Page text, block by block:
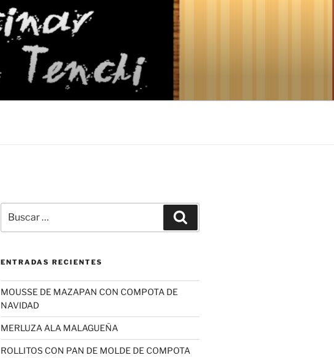
por:
ENTRADAS RECIENTES
MOUSSE DE MAZAPAN CON COMPOTA DE
NAVIDAD
MERLUZA ALA MALAGUEÑA
ROLLITOS CON PAN DE MOLDE DE COMPOTA